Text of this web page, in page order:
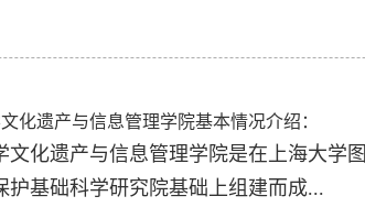
文化遗产与信息管理学院基本情况介绍：
文化遗产与信息管理学院是在上海大学
护基础科学研究院基础上组建而成...